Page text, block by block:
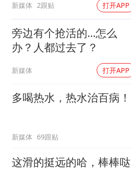
新媒体 2跟贴 打开APP
旁边有个抢活的…怎么
办？人都过去了？
新媒体 打开APP
多喝热水，热水治百病！
新媒体 69跟贴
这滑的挺远的哈，棒棒哒